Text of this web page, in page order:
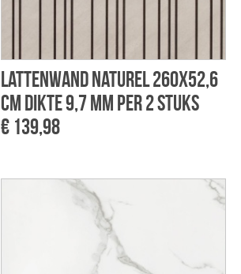
Lattenwand naturel 260x52,6
cm dikte 9,7 mm per 2 stuks
€ 139,98